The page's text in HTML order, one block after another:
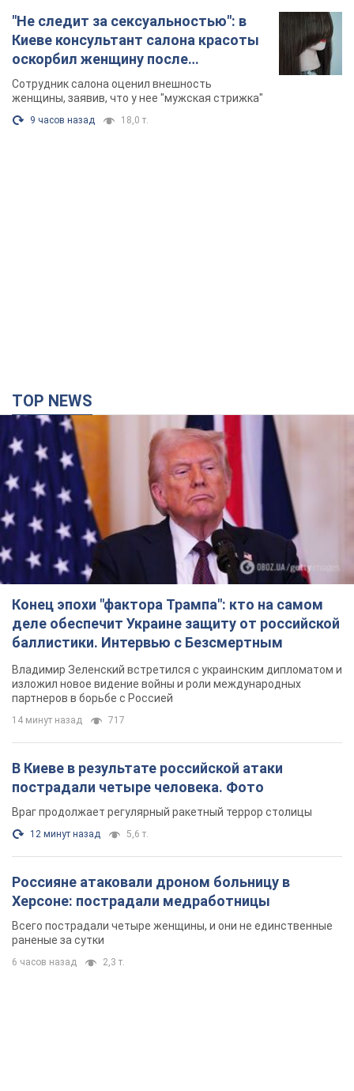
"Не следит за сексуальностью": в
Киеве консультант салона красоты
оскорбил женщину после
химиотерапии, разгорелся скандал.
Фото
Сотрудник салона оценил внешность
женщины, заявив, что у нее "мужская стрижка"
9 часов назад 18,0 т.
TOP NEWS
Конец эпохи "фактора Трампа": кто на самом
деле обеспечит Украине защиту от российской
баллистики. Интервью с Безсмертным
Владимир Зеленский встретился с украинским дипломатом и
изложил новое видение войны и роли международных
партнеров в борьбе с Россией
14 минут назад 717
В Киеве в результате российской атаки
пострадали четыре человека. Фото
Враг продолжает регулярный ракетный террор столицы
12 минут назад 5,6 т.
Россияне атаковали дроном больницу в
Херсоне: пострадали медработницы
Всего пострадали четыре женщины, и они не единственные
раненые за сутки
6 часов назад 2,3 т.